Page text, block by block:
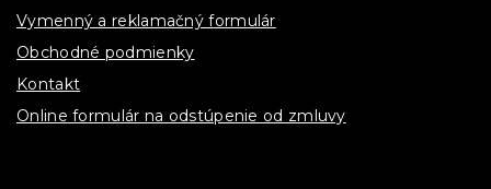
Vymenný a reklamačný formulár
Obchodné podmienky
Kontakt
Online formulár na odstúpenie od zmluvy